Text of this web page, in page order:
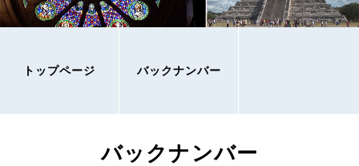
トップページ バックナンバー
バックナンバー